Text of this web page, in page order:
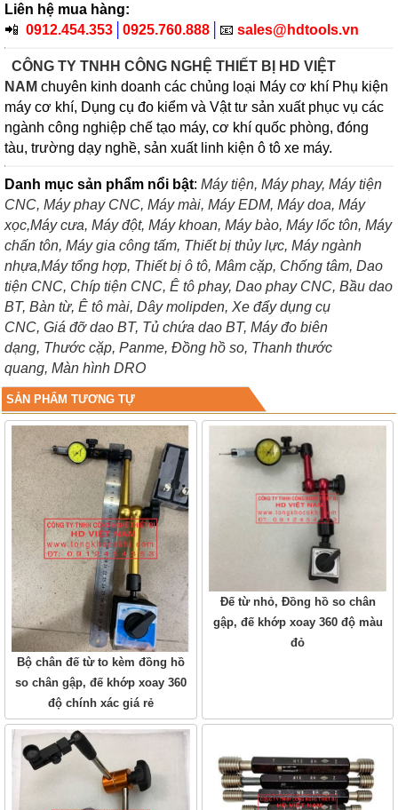
Liên hệ mua hàng:
📲 0912.454.353 0925.760.888 📧 sales@hdtools.vn
CÔNG TY TNHH CÔNG NGHỆ THIẾT BỊ HD VIỆT
NAM chuyên kinh doanh các chủng loại Máy cơ khí Phụ kiện
máy cơ khí, Dụng cụ đo kiểm và Vật tư sản xuất phục vụ các
ngành công nghiệp chế tạo máy, cơ khí quốc phòng, đóng
tàu, trường dạy nghề, sản xuất linh kiện ô tô xe máy.
Danh mục sản phẩm nổi bật: Máy tiện, Máy phay, Máy tiện
CNC, Máy phay CNC, Máy mài, Máy EDM, Máy doa, Máy
xọc,Máy cưa, Máy đột, Máy khoan, Máy bào, Máy lốc tôn, Máy
chấn tôn, Máy gia công tấm, Thiết bị thủy lực, Máy ngành
nhựa,Máy tổng hợp, Thiết bị ô tô, Mâm cặp, Chống tâm, Dao
tiện CNC, Chíp tiện CNC, Ê tô phay, Dao phay CNC, Bầu dao
BT, Bàn từ, Ê tô mài, Dây molipden, Xe đẩy dụng cụ
CNC, Giá đỡ dao BT, Tủ chứa dao BT, Máy đo biên
dạng, Thước cặp, Panme, Đồng hồ so, Thanh thước
quang, Màn hình DRO
SẢN PHẨM TƯƠNG TỰ
Bộ chân đế từ to kèm đồng hồ
so chân gập, đế khớp xoay 360
độ chính xác giá rẻ
Đế từ nhỏ, Đồng hồ so chân
gập, đế khớp xoay 360 độ màu
đỏ